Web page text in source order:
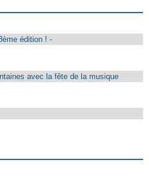
édition ! -
avec la fête de la musique